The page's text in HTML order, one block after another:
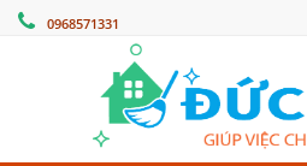
0968571331